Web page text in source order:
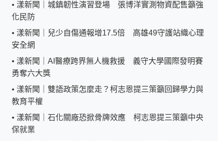
• 漾新聞｜城鎮韌性演習登場 張博洋實測物資配售籲強
化民防
• 漾新聞｜兒少自傷通報增17.5倍 高雄49守護站織心理
安全網
• 漾新聞｜AI醫療跨界無人機救援 義守大學國際發明賽
勇奪六大獎
• 漾新聞｜雙語政策怎麼走？柯志恩提三策籲回歸學力與
教育平權
• 漾新聞｜石化關廠恐掀骨牌效應 柯志恩提三策籲中央
保就業